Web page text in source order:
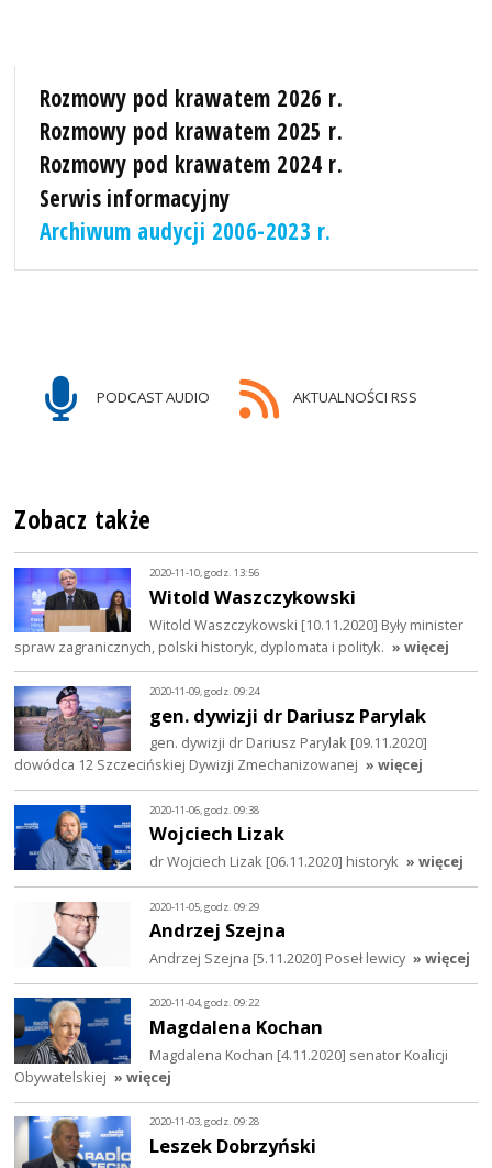
Rozmowy pod krawatem 2026 r.
Rozmowy pod krawatem 2025 r.
Rozmowy pod krawatem 2024 r.
Serwis informacyjny
Archiwum audycji 2006-2023 r.
PODCAST AUDIO AKTUALNOŚCI RSS
Zobacz także
2020-11-10, godz. 13:56
Witold Waszczykowski
Witold Waszczykowski [10.11.2020] Były minister
spraw zagranicznych, polski historyk, dyplomata i polityk. » więcej
2020-11-09, godz. 09:24
gen. dywizji dr Dariusz Parylak
gen. dywizji dr Dariusz Parylak [09.11.2020]
dowódca 12 Szczecińskiej Dywizji Zmechanizowanej » więcej
2020-11-06, godz. 09:38
Wojciech Lizak
dr Wojciech Lizak [06.11.2020] historyk » więcej
2020-11-05, godz. 09:29
Andrzej Szejna
Andrzej Szejna [5.11.2020] Poseł lewicy » więcej
2020-11-04, godz. 09:22
Magdalena Kochan
Magdalena Kochan [4.11.2020] senator Koalicji
Obywatelskiej » więcej
2020-11-03, godz. 09:28
Leszek Dobrzyński